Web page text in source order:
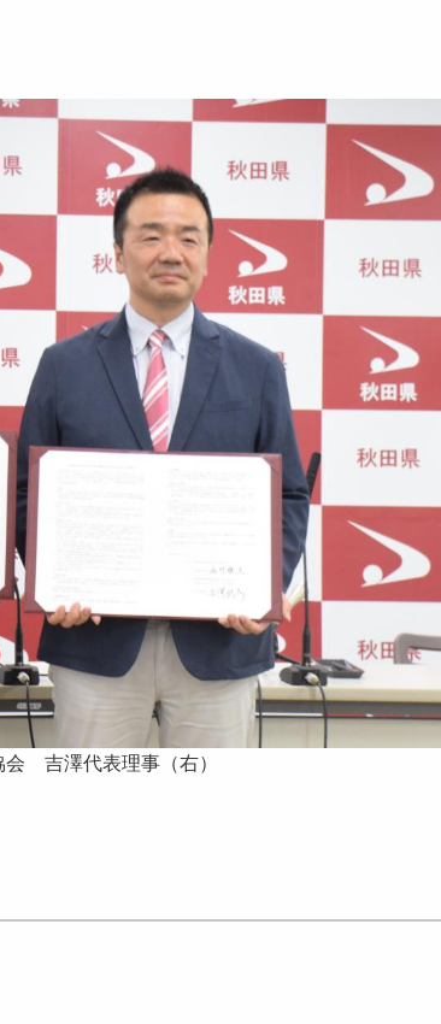
吉澤代表理事（右）